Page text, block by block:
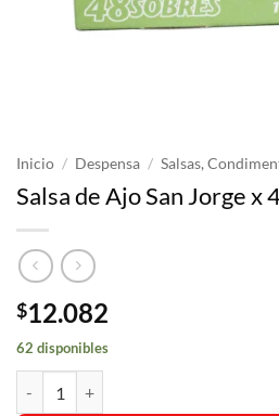
Inicio / Despensa / Salsas,
Salsa de Ajo San Jorge x
$12.082
62 disponibles